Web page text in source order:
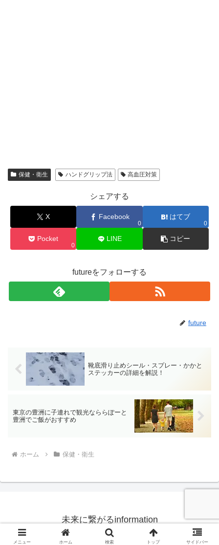
保健・衛生 ハンドグリップ法 高血圧対策
シェアする
X Facebook
0
はてブ
0
Pocket
0
LINE コピー
futureをフォローする
future
靴底滑り止めシール・スプレー・かかと
ステッカーの詳細を解説！
東京の豊洲に子連れで観光なららぽーと
豊洲でご飯がおすすめ
ホーム 保健・衛生
未来に繋がるinformation
© 2018 未来に繋がるinformation.
メニュー ホーム 検索 トップ サイドバー